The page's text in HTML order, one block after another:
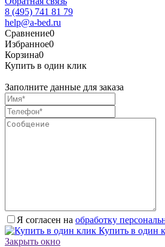
8 (495) 741 81 79
help@a-bed.ru
Сравнение0
Избранное0
Корзина0
Купить в один клик
Заполните данные для заказа
Я согласен на обработку
Купить в один
Закрыть окно